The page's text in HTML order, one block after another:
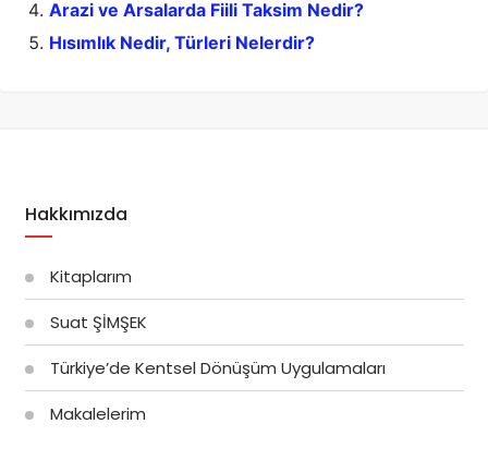
Arazi ve Arsalarda Fiili Taksim Nedir?
Hısımlık Nedir, Türleri Nelerdir?
Hakkımızda
Kitaplarım
Suat ŞİMŞEK
Türkiye’de Kentsel Dönüşüm Uygulamaları
Makalelerim